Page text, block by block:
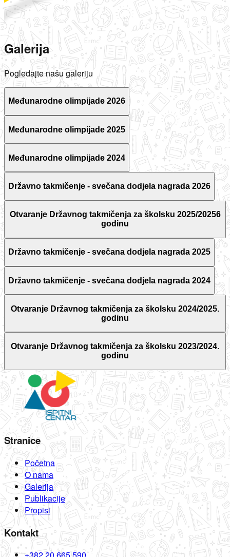
Galerija
Pogledajte našu galeriju
Međunarodne olimpijade 2026
Međunarodne olimpijade 2025
Međunarodne olimpijade 2024
Državno takmičenje - svečana dodjela nagrada 2026
Otvaranje Državnog takmičenja za školsku 2025/20256
godinu
Državno takmičenje - svečana dodjela nagrada 2025
Državno takmičenje - svečana dodjela nagrada 2024
Otvaranje Državnog takmičenja za školsku 2024/2025.
godinu
Otvaranje Državnog takmičenja za školsku 2023/2024.
godinu
Stranice
Početna
O nama
Galerija
Publikacije
Propisi
Kontakt